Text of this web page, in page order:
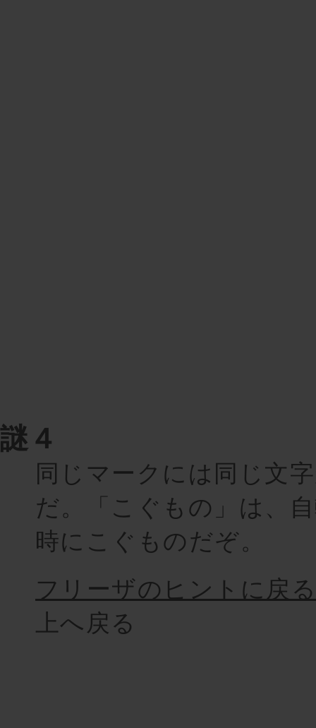
謎４
同じマークには同じ文
だ。「こぐもの」は、
時にこぐものだぞ。
フリーザのヒントに戻る
上へ戻る